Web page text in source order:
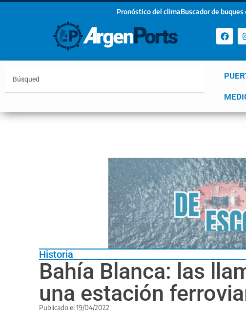
Pronóstico del climaBuscador de buques
YPF
Historia
Bahía Blanca: las
una estación
Publicado el 19/04/2022
¡Sumate a nuestro Newsletter!
Email
Estoy de acuerdo con las condiciones y políticas de